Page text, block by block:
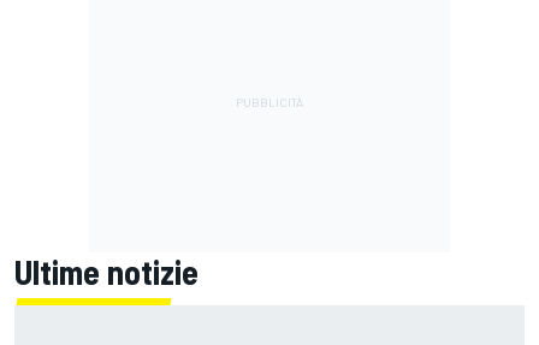
Ultime notizie